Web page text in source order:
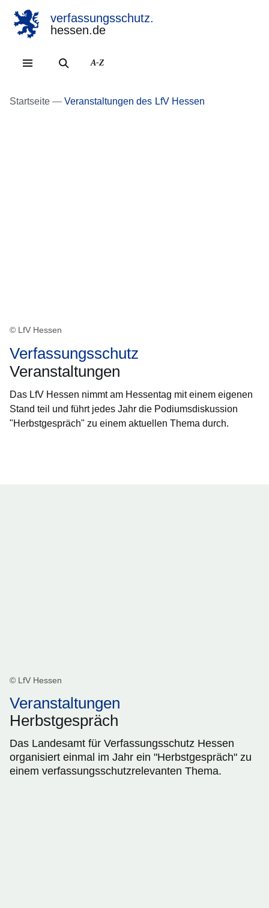
verfassungsschutz.
hessen.de
A-Z
Startseite Veranstaltungen des LfV Hessen
© LfV Hessen
Verfassungsschutz
Veranstaltungen
Das LfV Hessen nimmt am Hessentag mit einem eigenen
Stand teil und führt jedes Jahr die Podiumsdiskussion
"Herbstgespräch" zu einem aktuellen Thema durch.
© LfV Hessen
Veranstaltungen
Herbstgespräch
Das Landesamt für Verfassungsschutz Hessen
organisiert einmal im Jahr ein "Herbstgespräch" zu
einem verfassungsschutzrelevanten Thema.